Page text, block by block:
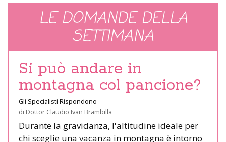
LE DOMANDE DELLA
SETTIMANA
Si può andare in
montagna col pancione?
Gli Specialisti Rispondono
di Dottor Claudio Ivan Brambilla
Durante la gravidanza, l'altitudine ideale per
chi sceglie una vacanza in montagna è intorno